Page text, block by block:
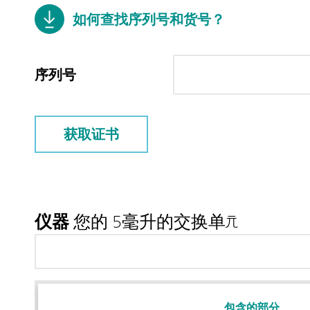
如何查找序列号和货号？
序列号
获取证书
仪器您的 5毫升的交换单元